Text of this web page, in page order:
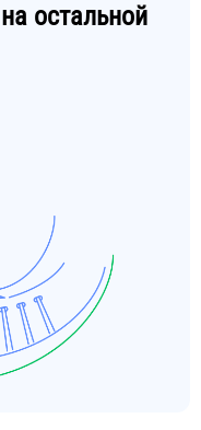
на остальной